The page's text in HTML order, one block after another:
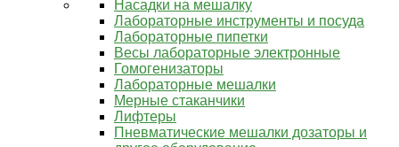
Насадки на мешалку
Лабораторные инструменты и посуда
Лабораторные пипетки
Весы лабораторные электронные
Гомогенизаторы
Лабораторные мешалки
Мерные стаканчики
Лифтеры
Пневматические мешалки дозаторы и